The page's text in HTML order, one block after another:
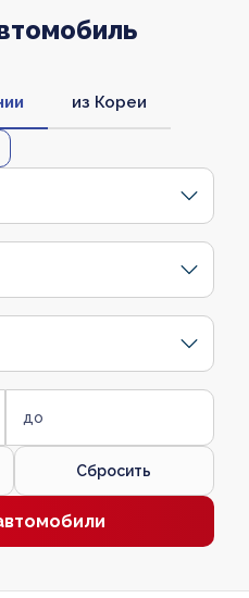
из Кореи
до
Сбросить